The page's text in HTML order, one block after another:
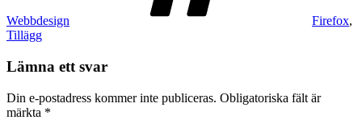
Webbdesign Firefox,
Tillägg
Lämna ett svar
Din e-postadress kommer inte publiceras. Obligatoriska fält är
märkta *